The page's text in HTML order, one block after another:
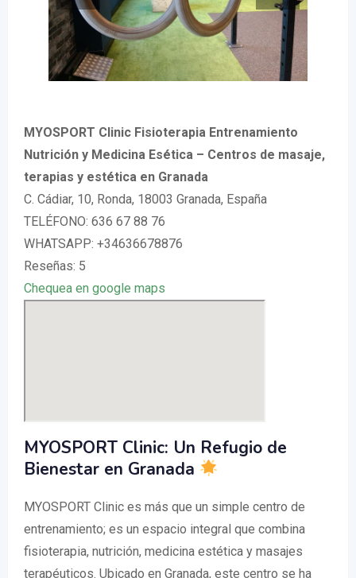
MYOSPORT Clinic Fisioterapia Entrenamiento
Nutrición y Medicina Esética – Centros de masaje,
terapias y estética en Granada
C. Cádiar, 10, Ronda, 18003 Granada, España
TELÉFONO: 636 67 88 76
WHATSAPP: +34636678876
Reseñas: 5
Chequea en google maps
MYOSPORT Clinic: Un Refugio de
Bienestar en Granada
MYOSPORT Clinic es más que un simple centro de
entrenamiento; es un espacio integral que combina
fisioterapia, nutrición, medicina estética y masajes
terapéuticos. Ubicado en Granada, este centro se ha